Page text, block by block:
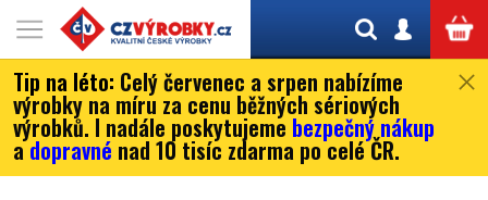
Tip na léto: Celý červenec a srpen nabízíme
výrobky na míru za cenu běžných sériových
výrobků. I nadále poskytujeme bezpečný nákup
adopravné nad 10 tisíc zdarma po celé ČR.